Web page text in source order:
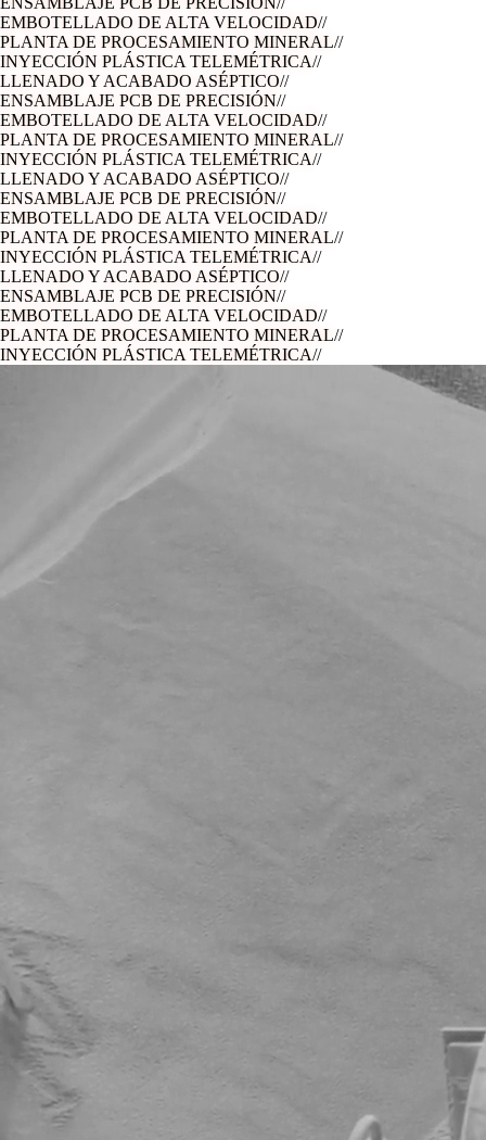
EMBOTELLADO DE ALTA VELOCIDAD
PLANTA DE PROCESAMIENTO MINERAL
INYECCIÓN PLÁSTICA TELEMÉTRICA//
LLENADO Y ACABADO ASÉPTICO//
ENSAMBLAJE PCB DE PRECISIÓN//
EMBOTELLADO DE ALTA VELOCIDAD
PLANTA DE PROCESAMIENTO MINERAL
INYECCIÓN PLÁSTICA TELEMÉTRICA//
LLENADO Y ACABADO ASÉPTICO//
ENSAMBLAJE PCB DE PRECISIÓN//
EMBOTELLADO DE ALTA VELOCIDAD
PLANTA DE PROCESAMIENTO MINERAL
INYECCIÓN PLÁSTICA TELEMÉTRICA//
LLENADO Y ACABADO ASÉPTICO//
ENSAMBLAJE PCB DE PRECISIÓN//
EMBOTELLADO DE ALTA VELOCIDAD
PLANTA DE PROCESAMIENTO MINERAL
INYECCIÓN PLÁSTICA TELEMÉTRICA//
LLENADO Y ACABADO ASÉPTICO//